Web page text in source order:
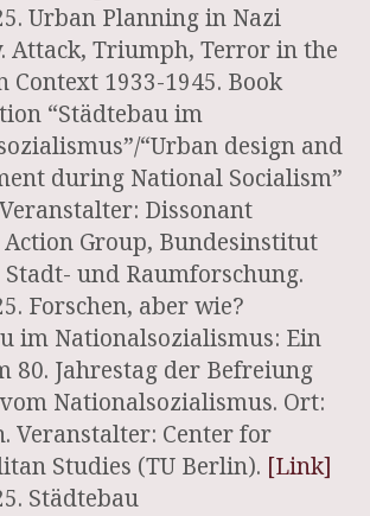
Urban Planning in Nazi
Attack, Triumph, Terror in the
Context 1933-1945. Book
“Städtebau im
“Urban design and
during National Socialism”
Dissonant
Group, Bundesinstitut
und Raumforschung.
Forschen, aber wie?
im Nationalsozialismus: Ein
80. Jahrestag der Befreiung
Nationalsozialismus. Ort:
Veranstalter: Center for
Studies (TU Berlin). [Link]
Städtebau